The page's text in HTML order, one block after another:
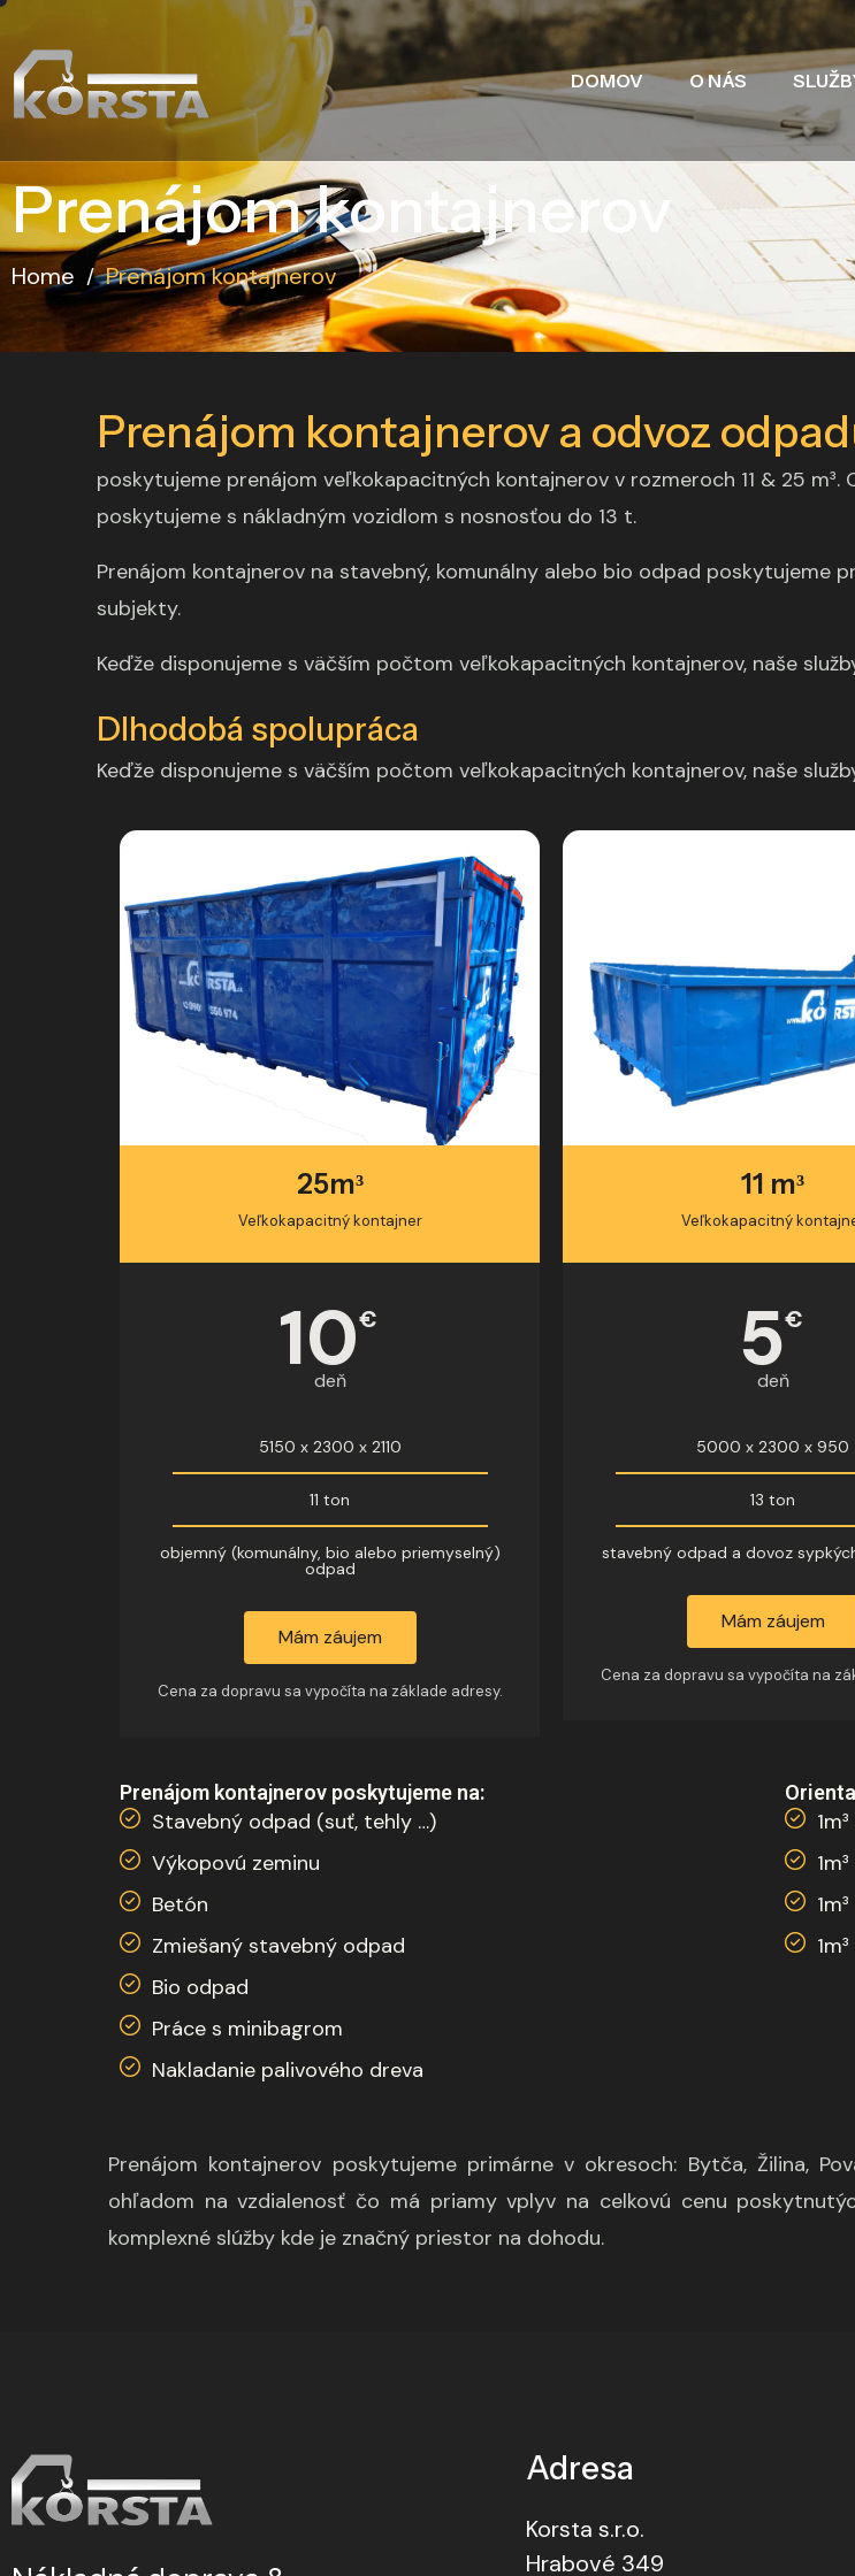
DOMOV O NÁS
Prenájom kontajnerov
Home / Prenájom kontajnerov
Prenájom kontajnerov a odvoz
poskytujeme prenájom veľkokapacitných kontajnerov v rozmeroch 11 & 25
poskytujeme s nákladným vozidlom s nosnosťou do 13 t.
Prenájom kontajnerov na stavebný, komunálny alebo bio odpad poskytujeme
subjekty.
Keďže disponujeme s väčším počtom veľkokapacitných kontajnerov, naše
Dlhodobá spolupráca
Keďže disponujeme s väčším počtom veľkokapacitných kontajnerov, naše
25m³
Veľkokapacitný kontajner
10€
deň
5150 x 2300 x 2110
11 ton
objemný (komunálny, bio alebo priemyselný)
odpad
Mám záujem
Cena za dopravu sa vypočíta na základe adresy.
11 m³
Veľkokapacitný
5€
deň
5000 x 2300 x 950
13 ton
stavebný odpad a dovoz
Mám záujem
Cena za dopravu sa vypočíta na
Prenájom kontajnerov poskytujeme na:
Stavebný odpad (suť, tehly …)
Výkopovú zeminu
Betón
Zmiešaný stavebný odpad
Bio odpad
Práce s minibagrom
Nakladanie palivového dreva
Prenájom kontajnerov poskytujeme primárne v okresoch: Bytča, Žilina,
ohľadom na vzdialenosť čo má priamy vplyv na celkovú cenu
komplexné slúžby kde je značný priestor na dohodu. ​
Adresa
Korsta s.r.o.
Hrabové 349